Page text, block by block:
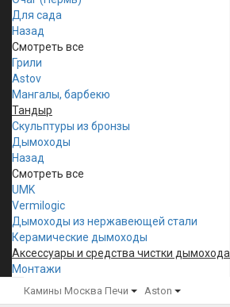
Для сада
Назад
Смотреть все
Грили
Astov
Мангалы, барбекю
Тандыр
Скульптуры из бронзы
Дымоходы
Назад
Смотреть все
UMK
Vermilogic
Дымоходы из нержавеющей стали
Керамические дымоходы
Аксессуары и средства чистки дымохода
Монтажи
Камины Москва Печи Aston